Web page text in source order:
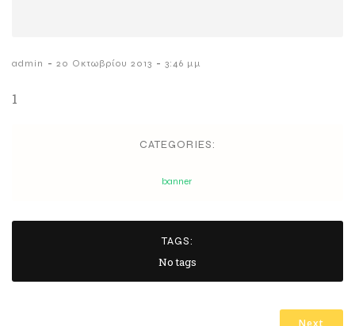
admin - 20 Οκτωβρίου 2013 - 3:46 μμ
1
CATEGORIES:
banner
TAGS:
No tags